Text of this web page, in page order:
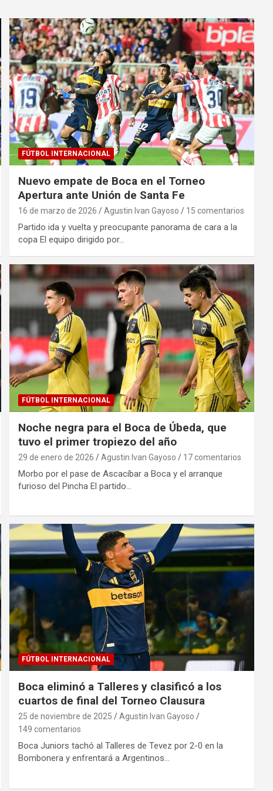
FÚTBOL INTERNACIONAL
Nuevo empate de Boca en el Torneo
Apertura ante Unión de Santa Fe
16 de marzo de 2026 Agustin Ivan Gayoso 15 comentarios
Partido ida y vuelta y preocupante panorama de cara a la
copa El equipo dirigido por…
FÚTBOL INTERNACIONAL
Noche negra para el Boca de Úbeda, que
tuvo el primer tropiezo del año
29 de enero de 2026 Agustin Ivan Gayoso 17 comentarios
Morbo por el pase de Ascacíbar a Boca y el arranque
furioso del Pincha El partido…
FÚTBOL INTERNACIONAL
Boca eliminó a Talleres y clasificó a los
cuartos de final del Torneo Clausura
25 de noviembre de 2025
Agustin Ivan Gayoso
149 comentarios
Boca Juniors tachó al Talleres de Tevez por 2-0 en la
Bombonera y enfrentará a Argentinos…